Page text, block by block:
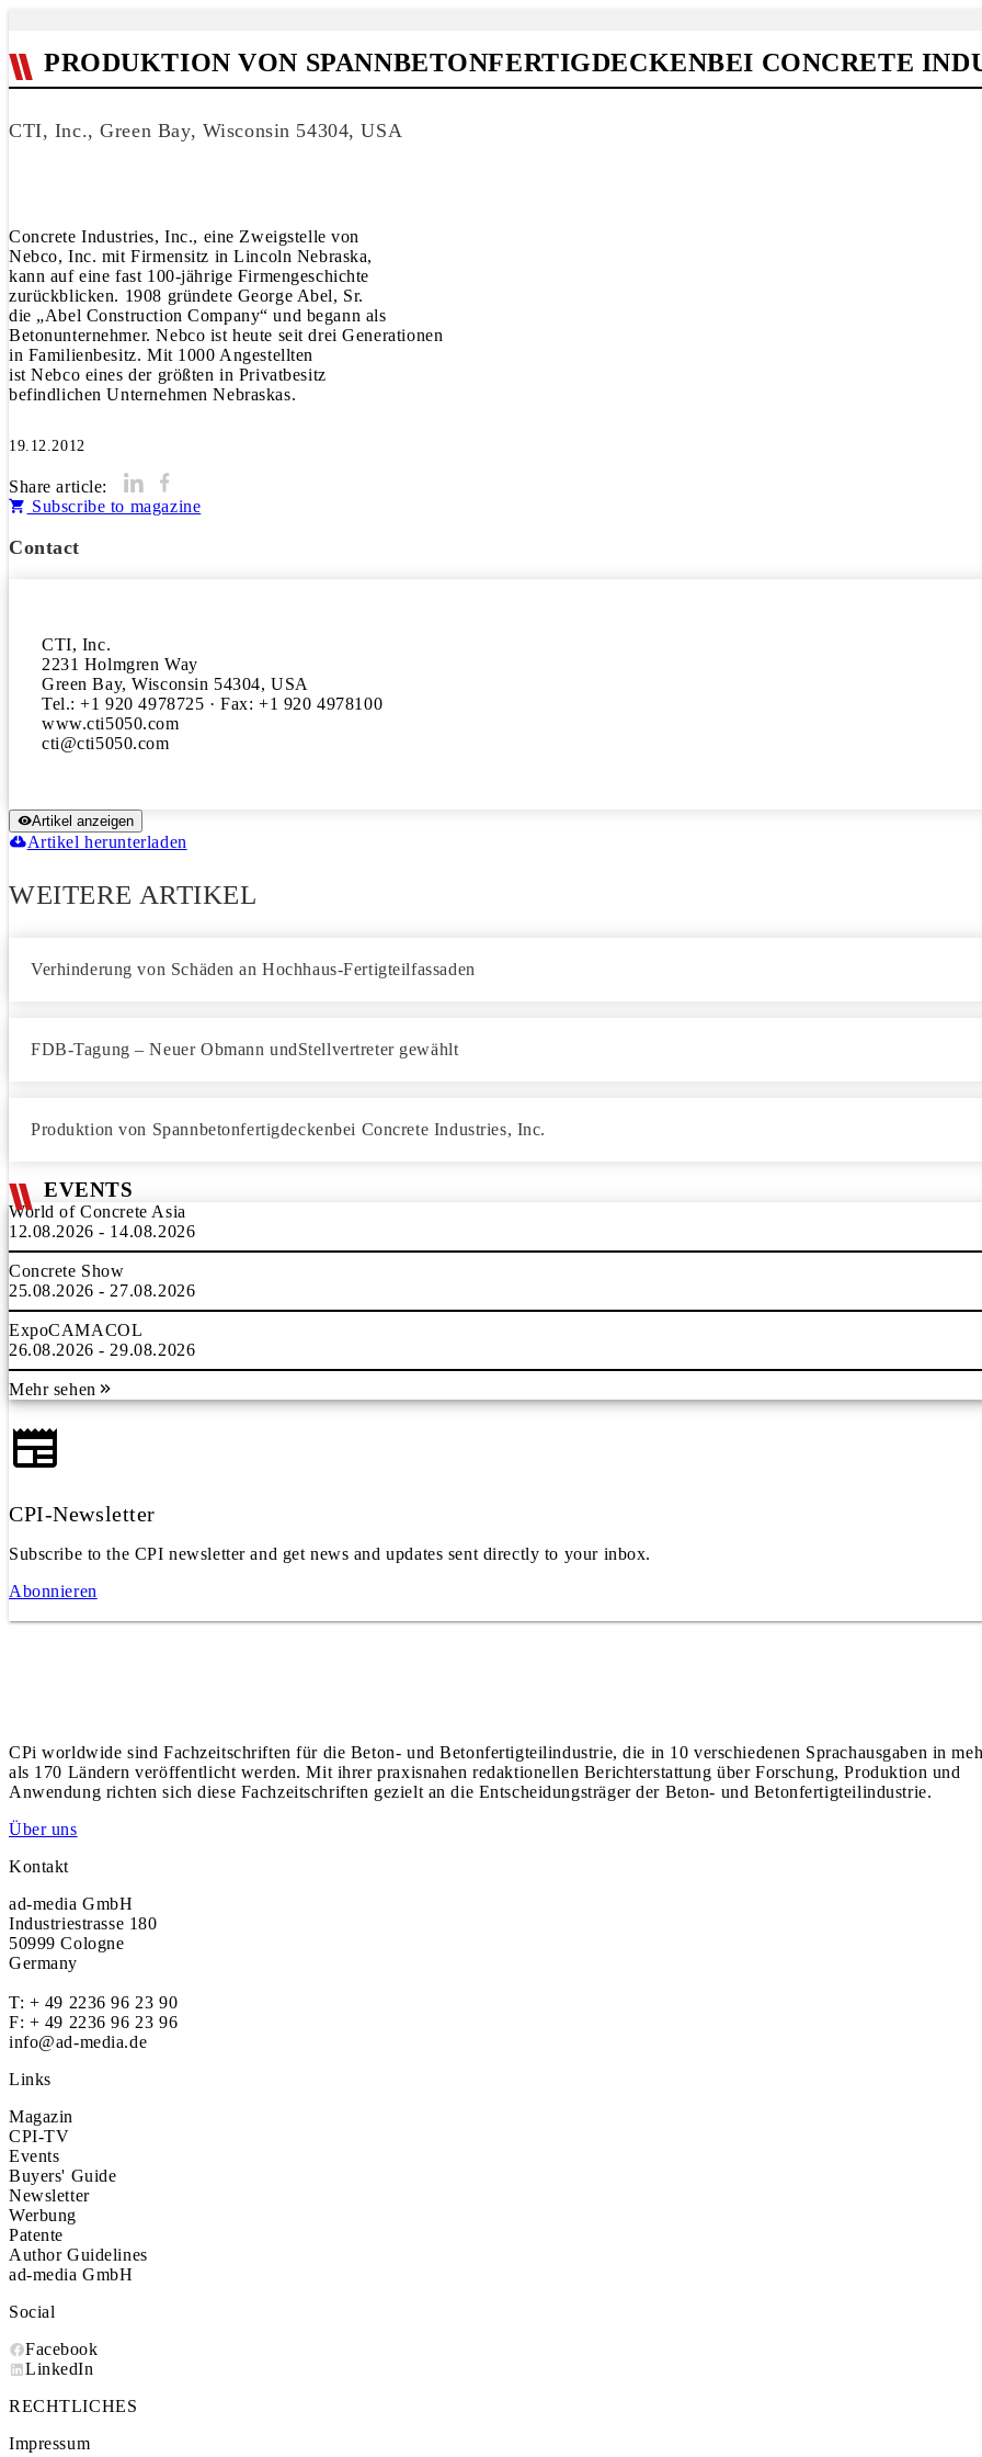
PRODUKTION VON SPANNBETONFERTIGDECKENBEI CONCRETE
CTI, Inc., Green Bay, Wisconsin 54304, USA
Concrete Industries, Inc., eine Zweigstelle von
Nebco, Inc. mit Firmensitz in Lincoln Nebraska,
kann auf eine fast 100-jährige Firmengeschichte
zurückblicken. 1908 gründete George Abel, Sr.
die „Abel Construction Company“ und begann als
Betonunternehmer. Nebco ist heute seit drei Generationen
in Familienbesitz. Mit 1000 Angestellten
ist Nebco eines der größten in Privatbesitz
befindlichen Unternehmen Nebraskas.
19.12.2012
Share article:
Subscribe to magazine
Contact
CTI, Inc.
2231 Holmgren Way
Green Bay, Wisconsin 54304, USA
Tel.: +1 920 4978725 · Fax: +1 920 4978100
www.cti5050.com
Artikel anzeigen
Artikel herunterladen
WEITERE ARTIKEL
Verhinderung von Schäden an Hochhaus-Fertigteilfassaden
FDB-Tagung – Neuer Obmann undStellvertreter gewählt
Produktion von Spannbetonfertigdeckenbei Concrete Industries, Inc.
EVENTS
World of Concrete Asia
12.08.2026 - 14.08.2026
Concrete Show
25.08.2026 - 27.08.2026
ExpoCAMACOL
26.08.2026 - 29.08.2026
Mehr sehen
CPI-Newsletter
Subscribe to the CPI newsletter and get news and updates sent directly to your inbox.
Abonnieren
CPi worldwide sind Fachzeitschriften für die Beton- und Betonfertigteilindustrie, die in 10 verschiedenen Sprachausgaben in
als 170 Ländern veröffentlicht werden. Mit ihrer praxisnahen redaktionellen Berichterstattung über Forschung, Produktion und
Anwendung richten sich diese Fachzeitschriften gezielt an die Entscheidungsträger der Beton- und Betonfertigteilindustrie.
Über uns
Kontakt
ad-media GmbH
Industriestrasse 180
50999 Cologne
Germany
T: + 49 2236 96 23 90
F: + 49 2236 96 23 96
info@ad-media.de
Links
Magazin
CPI-TV
Events
Buyers' Guide
Newsletter
Werbung
Patente
Author Guidelines
ad-media GmbH
Social
Facebook
LinkedIn
RECHTLICHES
Impressum